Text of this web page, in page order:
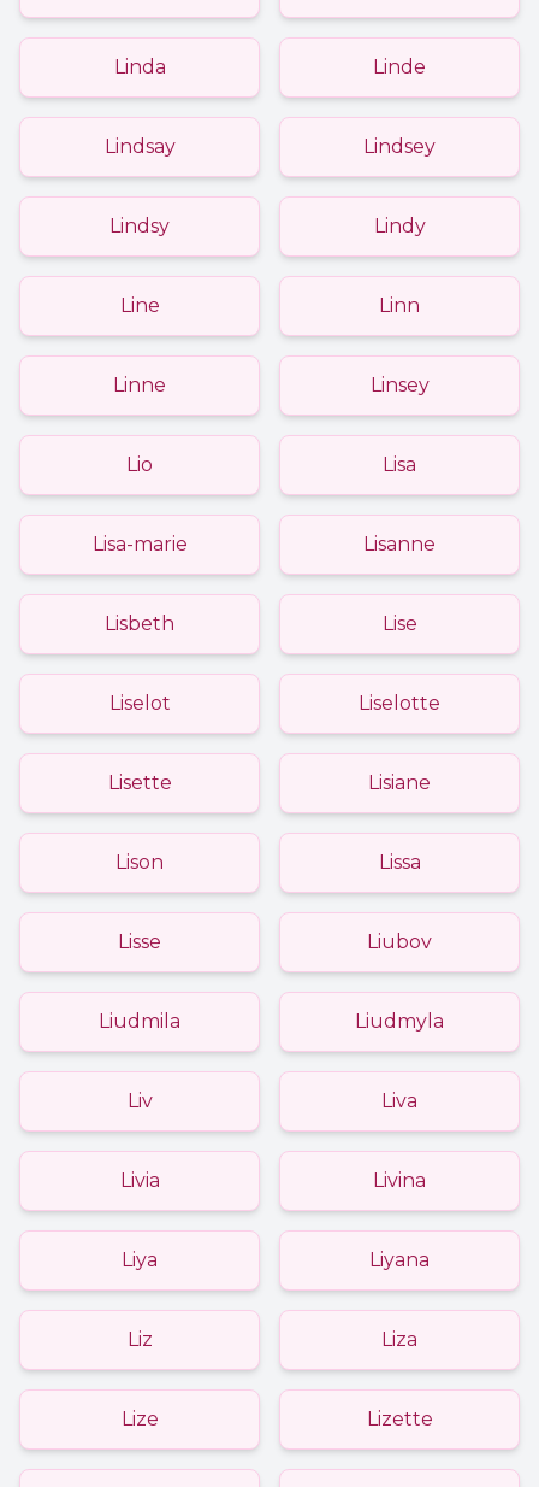
Linda Linde
Lindsay Lindsey
Lindsy Lindy
Line Linn
Linne Linsey
Lio Lisa
Lisa-marie Lisanne
Lisbeth Lise
Liselot Liselotte
Lisette Lisiane
Lison Lissa
Lisse Liubov
Liudmila Liudmyla
Liv Liva
Livia Livina
Liya Liyana
Liz Liza
Lize Lizette